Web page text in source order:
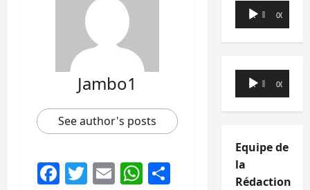
Jambo1
See author's posts
Facebook
Twitter
EmailWhatsApp
Partager
Lecteur
audio
00:00 00:00
Lecteur
audio
00:00 00:00
Equipe de
la
Rédaction